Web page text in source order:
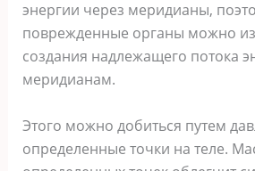
энергии через меридианы,
поврежденные органы можно
создания надлежащего потока
меридианам.
Этого можно добиться путем
определенные точки на теле.